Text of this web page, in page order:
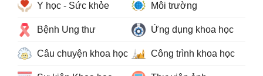
Y học - Sức khỏe Môi trường
Bệnh Ung thư Ứng dụng khoa học
Câu chuyện khoa học Công trình khoa học